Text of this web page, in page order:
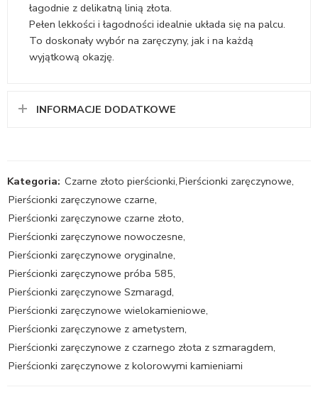
łagodnie z delikatną linią złota.
Pełen lekkości i łagodności idealnie układa się na palcu.
To doskonały wybór na zaręczyny, jak i na każdą
wyjątkową okazję.
INFORMACJE DODATKOWE
Kategoria: Czarne złoto pierścionki,Pierścionki zaręczynowe,
Pierścionki zaręczynowe czarne,
Pierścionki zaręczynowe czarne złoto,
Pierścionki zaręczynowe nowoczesne,
Pierścionki zaręczynowe oryginalne,
Pierścionki zaręczynowe próba 585,
Pierścionki zaręczynowe Szmaragd,
Pierścionki zaręczynowe wielokamieniowe,
Pierścionki zaręczynowe z ametystem,
Pierścionki zaręczynowe z czarnego złota z szmaragdem,
Pierścionki zaręczynowe z kolorowymi kamieniami